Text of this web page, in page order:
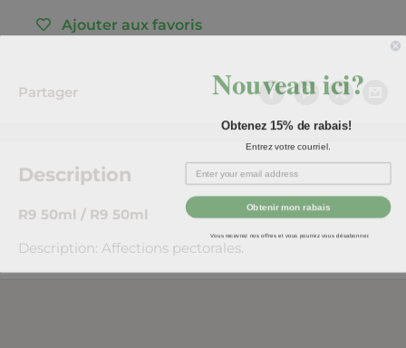
Ajouter aux favoris
Partager
Description
R9 50ml / R9 50ml
Description: Affections pectorales.
Nouveau ici?
Obtenez 15% de rabais!
Entrez votre courriel.
Obtenir mon rabais
Vous recevrez nos offres et vous pourrez vous désabonner.